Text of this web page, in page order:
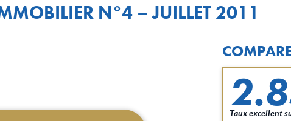
N°4 – JUILLET 2011
Taux excellent